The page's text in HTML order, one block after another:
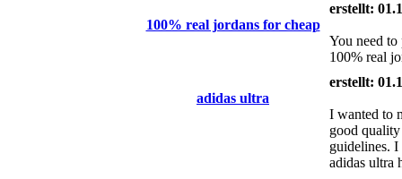
100% real jordans for cheap
erstellt:
You need to
100% real
adidas ultra
erstellt:
I wanted to
good
guidelines.
adidas ultra